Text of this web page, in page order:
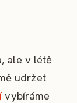
ale v létě
udržet
vybíráme